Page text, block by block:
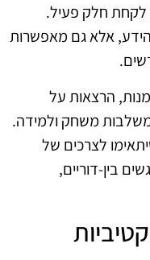
לקחת חלק פעיל.
אלא גם מאפשרות
הרצאות על
משחק ולמידה.
לצרכים של
בין-דוריים,